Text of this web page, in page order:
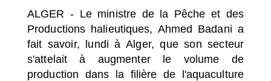
ALGER - Le ministre de la Pêche et des
Productions halieutiques, Ahmed Badani a
fait savoir, lundi à Alger, que son secteur
s'attelait à augmenter le volume de
production dans la filière de l'aquaculture